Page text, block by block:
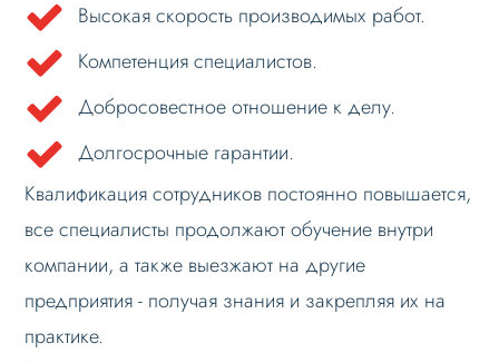
Высокая скорость производимых работ.
Компетенция специалистов.
Добросовестное отношение к делу.
Долгосрочные гарантии.
Квалификация сотрудников постоянно повышается,
все специалисты продолжают обучение внутри
компании, а также выезжают на другие
предприятия - получая знания и закрепляя их на
практике.